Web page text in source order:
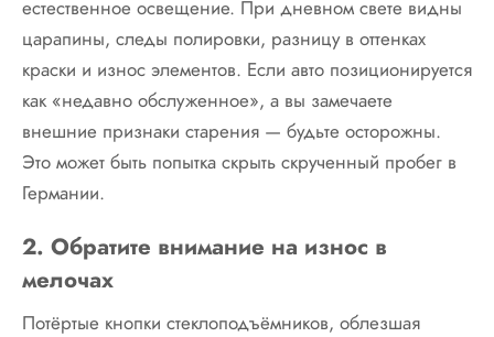
естественное освещение. При дневном свете видны
царапины, следы полировки, разницу в оттенках
краски и износ элементов. Если авто позиционируется
как «недавно обслуженное», а вы замечаете
внешние признаки старения — будьте осторожны.
Это может быть попытка скрыть скрученный пробег в
Германии.
2. Обратите внимание на износ в
мелочах
Потёртые кнопки стеклоподъёмников, облезшая